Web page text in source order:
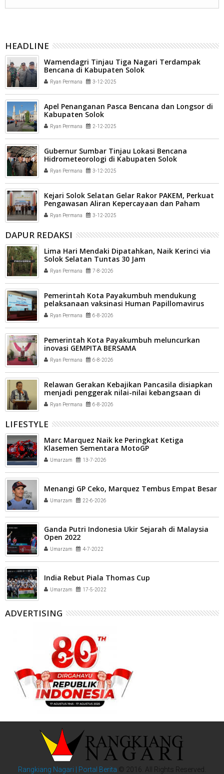
HEADLINE
Wamendagri Tinjau Tiga Nagari Terdampak
Bencana di Kabupaten Solok
Ryan Permana 3-12-2025
Apel Penanganan Pasca Bencana dan Longsor di
Kabupaten Solok
Ryan Permana 2-12-2025
Gubernur Sumbar Tinjau Lokasi Bencana
Hidrometeorologi di Kabupaten Solok
Ryan Permana 3-12-2025
Kejari Solok Selatan Gelar Rakor PAKEM, Perkuat
Pengawasan Aliran Kepercayaan dan Paham
Radikalisme
Ryan Permana 3-12-2025
DAPUR REDAKSI
Lima Hari Mendaki Dipatahkan, Naik Kerinci via
Solok Selatan Tuntas 30 Jam
Ryan Permana 7-8-2026
Pemerintah Kota Payakumbuh mendukung
pelaksanaan vaksinasi Human Papillomavirus
(HPV) bagi aparatur sipil negara (ASN) dan
masyarakat
Ryan Permana 6-8-2026
Pemerintah Kota Payakumbuh meluncurkan
inovasi GEMPITA BERSAMA
Ryan Permana 6-8-2026
Relawan Gerakan Kebajikan Pancasila disiapkan
menjadi penggerak nilai-nilai kebangsaan di
tengah masyarakat Kota Payakumbuh
Ryan Permana 6-8-2026
LIFESTYLE
Marc Marquez Naik ke Peringkat Ketiga
Klasemen Sementara MotoGP
Umarzam 13-7-2026
Menangi GP Ceko, Marquez Tembus Empat Besar
Umarzam 22-6-2026
Ganda Putri Indonesia Ukir Sejarah di Malaysia
Open 2022
Umarzam 4-7-2022
India Rebut Piala Thomas Cup
Umarzam 17-5-2022
ADVERTISING
Rangkiang Nagari | Portal Berita © 2016. All Rights Reserved.